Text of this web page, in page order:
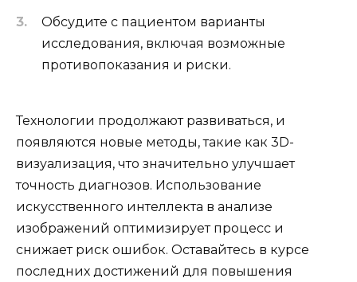
Обсудите с пациентом варианты
исследования, включая возможные
противопоказания и риски.
Технологии продолжают развиваться, и
появляются новые методы, такие как 3D-
визуализация, что значительно улучшает
точность диагнозов. Использование
искусственного интеллекта в анализе
изображений оптимизирует процесс и
снижает риск ошибок. Оставайтесь в курсе
последних достижений для повышения